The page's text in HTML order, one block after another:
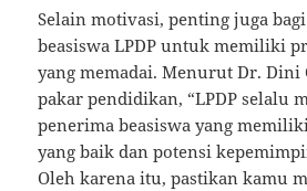
Selain motivasi, penting juga
beasiswa LPDP untuk memiliki
yang memadai. Menurut Dr. Dini
pakar pendidikan, “LPDP selalu
penerima beasiswa yang
yang baik dan potensi
Oleh karena itu, pastikan kamu